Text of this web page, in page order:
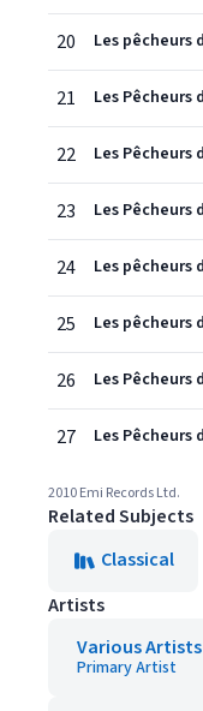
20
21
22
23
24
25
26
27
2010 Emi Records Ltd.
Related Subjects
Classical
Artists
Various Artists
Primary Artist